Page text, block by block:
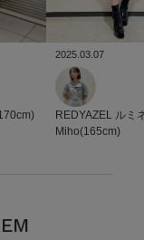
2025.03.07
REDYAZEL ルミ
Miho(165cm)